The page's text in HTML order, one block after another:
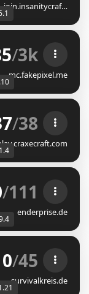
join.insanitycraf…
| Play
compete
+ MORE
/3k
mc.fakepixel.me
»
[1.9 - 1.21.4]
Sezon: 28 TEMMUZ!
/38
- ۩ /111
enderprise.de
Skyblock
0/45
survivalkreis.de